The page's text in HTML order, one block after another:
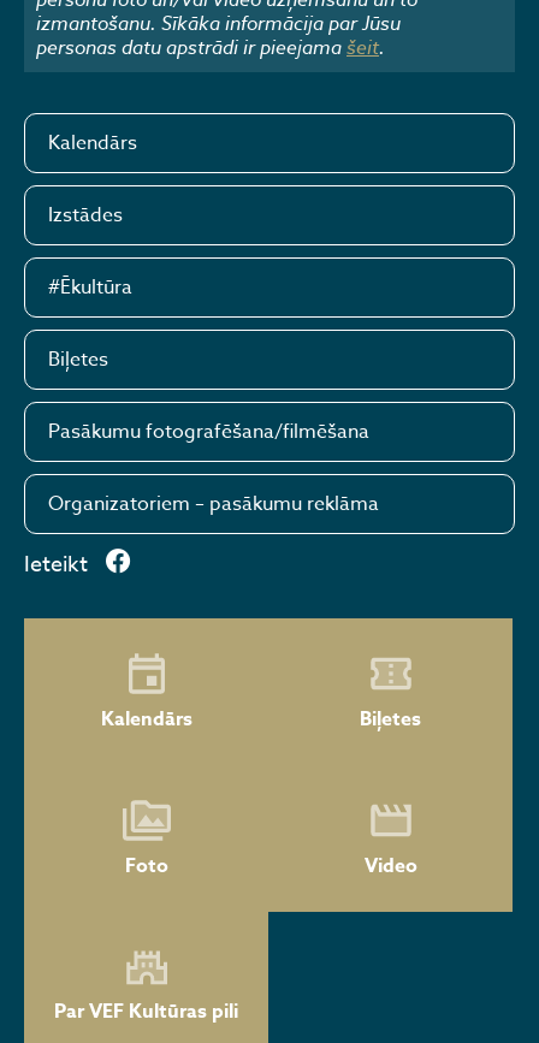
izmantošanu. Sīkāka informācija par Jūsu
personas datu apstrādi ir pieejamašeit.
Kalendārs
Izstādes
#Ēkultūra
Biļetes
Pasākumu fotografēšana/filmēšana
Organizatoriem – pasākumu reklāma
Ieteikt
Kalendārs Biļetes
Foto Video
Par VEF Kultūras pili